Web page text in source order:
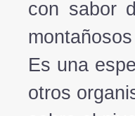
con sabor
Es una
otros